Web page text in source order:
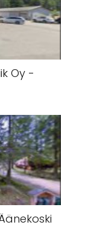
Oy -